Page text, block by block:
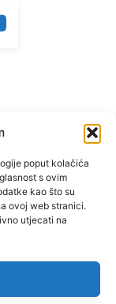
poput kolačića
s ovim
kao što su
ovoj web stranici.
utjecati na